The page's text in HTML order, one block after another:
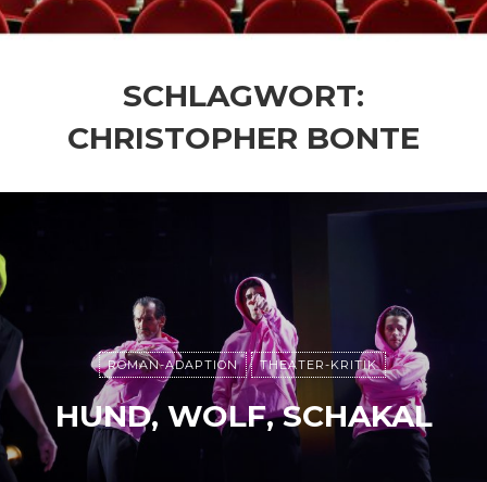
SCHLAGWORT:
CHRISTOPHER BONTE
ROMAN-ADAPTION THEATER-KRITIK
HUND, WOLF, SCHAKAL